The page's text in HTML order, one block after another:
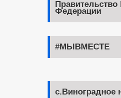
Правительство
Федерации
#МЫВМЕСТЕ
с.Виноградное